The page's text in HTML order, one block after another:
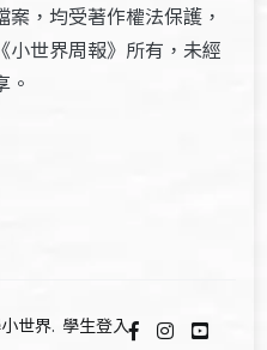
，均受著作權法保護，
小世界周報》所有，未經
。
世界. 學生登入